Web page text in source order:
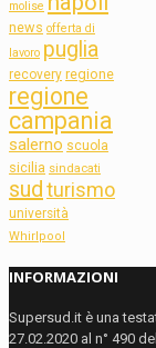
molise
news offerta di
lavoro puglia
recovery regione
regione
campania
salerno scuola
sicilia sindacati
sudturismo
università
Whirlpool
INFORMAZIONI
Supersud.it è una
27.02.2020 al n° 490